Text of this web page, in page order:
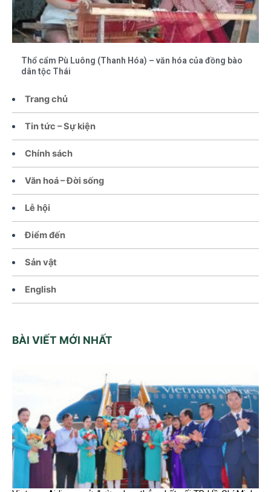
Trang chủ
Tin tức – Sự kiện
Chính sách
Văn hoá – Đời sống
Lễ hội
Điểm đến
Sản vật
English
BÀI VIẾT MỚI NHẤT
Thổ cẩm Pù Luông (Thanh Hóa) – văn hóa của đồng bào
dân tộc Thái